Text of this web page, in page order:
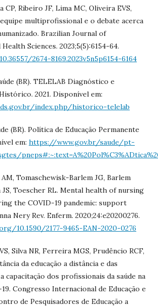
CP, Ribeiro JF, Lima MC, Oliveira EVS,
multiprofissional e o debate acerca
Brazilian Journal of
Sciences. 2023;5(5):6154-64.
2674-8169.2023v5n5p6154-6164
(BR). TELELAB Diagnóstico e
2021. Disponível em:
index.php/historico-telelab
(BR). Política de Educação Permanente
em: https://www.gov.br/saude/pt-
Tomaschewisk-Barlem JG, Barlem
JS, Toescher RL. Mental health of nursing
the COVID-19 pandemic: support
Nery Rev. Enferm. 2020;24:e20200276.
10.1590/2177-9465-EAN-2020-0276
Silva NR, Ferreira MGS, Prudêncio RCF,
da educação a distância e das
capacitação dos profissionais da saúde na
Congresso Internacional de Educação e
de Pesquisadores de Educação a